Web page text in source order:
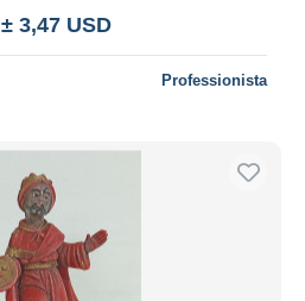
± 3,47 USD
Professionista